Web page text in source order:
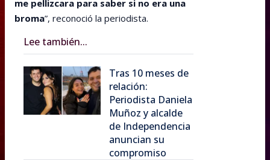
me pellizcara para saber si no era una
broma”, reconoció la periodista.
Lee también...
Tras 10 meses de
relación:
Periodista Daniela
Muñoz y alcalde
de Independencia
anuncian su
compromiso